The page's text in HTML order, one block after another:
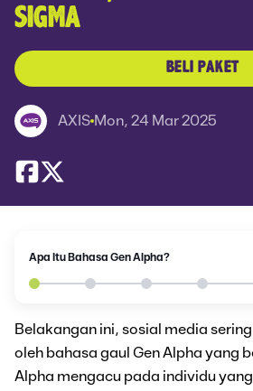
SIGMA
BELI PAKET
AXIS Mon, 24 Mar 2025
Apa Itu Bahasa Gen Alpha?
Belakangan ini, sosial media
oleh bahasa gaul Gen Alpha yang
Alpha mengacu pada individu